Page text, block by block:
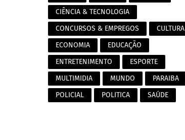
CIÊNCIA & TECNOLOGIA
CONCURSOS & EMPREGOS
CULTURA
ECONOMIA
EDUCAÇÃO
ENTRETENIMENTO
ESPORTE
MULTIMIDIA
MUNDO
PARAIBA
POLICIAL
POLITICA SAÚDE